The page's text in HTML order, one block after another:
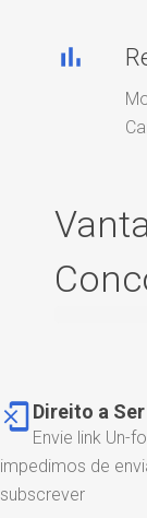
bar_chart
phonelink_erase Direito a
Envie link Un-
impedimos de
subscrever